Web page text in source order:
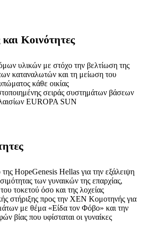
Κοινότητες
υλικών με στόχο την βελτίωση της
καταναλωτών και τη μείωση του
κάθε οικίας
σειράς συστημάτων βάσεων
EUROPA SUN
HopeGenesis Hellas για την εξάλειψη
των γυναικών της επαρχίας,
τοκετού όσο και της λοχείας
στήριξης προς την ΧΕΝ Κομοτηνής για
με θέμα «Είδα τον Φόβο» και την
βίας που υφίσταται οι γυναίκες